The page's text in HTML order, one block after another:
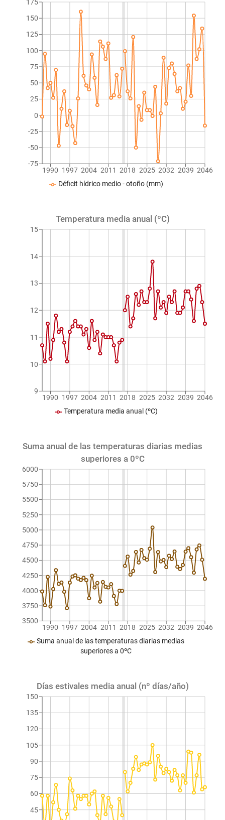
1990 1997 2004 2011 2018 2025 2032 2039 2046
-75
-50
-25
0
25
50
75
100
125
150
175
Déficit hídrico medio - otoño (mm)
Temperatura media anual (ºC)
1990 1997 2004 2011 2018 2025 2032 2039 2046
9
10
11
12
13
14
15
Temperatura media anual (ºC)
Suma anual de las temperaturas diarias medias
superiores a 0ºC
1990 1997 2004 2011 2018 2025 2032 2039 2046
3500
3750
4000
4250
4500
4750
5000
5250
5500
5750
6000
Suma anual de las temperaturas diarias medias
superiores a 0ºC
Días estivales media anual (nº días/año)
45
60
75
90
105
120
135
150